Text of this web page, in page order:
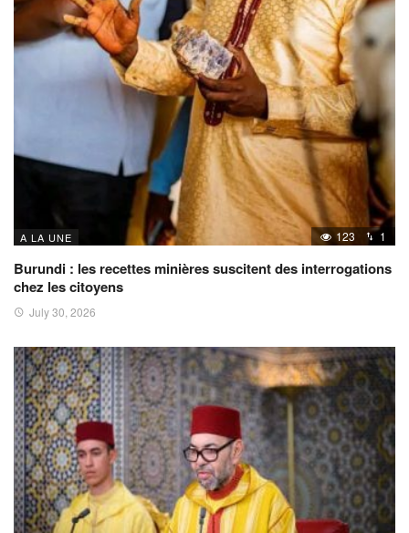
A LA UNE 123 1
Burundi : les recettes minières suscitent des interrogations
chez les citoyens
July 30, 2026